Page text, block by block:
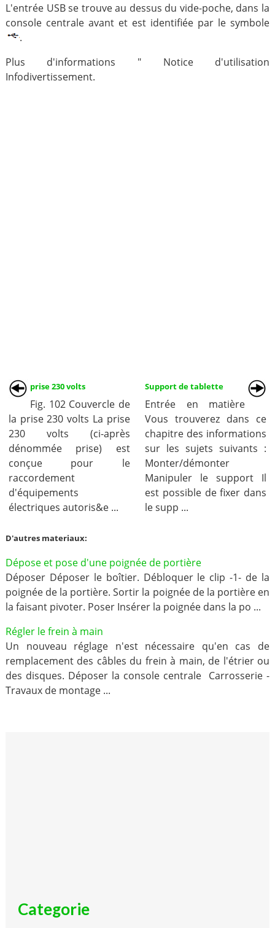
L'entrée USB se trouve au dessus du vide-poche, dans la
console centrale avant et est identifiée par le symbole
.
Plus d'informations " Notice d'utilisation
Infodivertissement.
prise 230 volts
Fig. 102 Couvercle de
la prise 230 volts La prise
230 volts (ci-après
dénommée prise) est
conçue pour le
raccordement
d'équipements
électriques autoris&e ...
Support de tablette
Entrée en matière
Vous trouverez dans ce
chapitre des informations
sur les sujets suivants :
Monter/démonter
Manipuler le support Il
est possible de fixer dans
le supp ...
D'autres materiaux:
Dépose et pose d'une poignée de portière
Déposer Déposer le boîtier. Débloquer le clip -1- de la
poignée de la portière. Sortir la poignée de la portière en
la faisant pivoter. Poser Insérer la poignée dans la po ...
Régler le frein à main
Un nouveau réglage n'est nécessaire qu'en cas de
remplacement des câbles du frein à main, de l'étrier ou
des disques. Déposer la console centrale Carrosserie -
Travaux de montage ...
Categorie